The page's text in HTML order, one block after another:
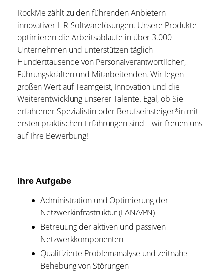
RockMe zählt zu den führenden Anbietern
innovativer HR-Softwarelösungen. Unsere Produkte
optimieren die Arbeitsabläufe in über 3.000
Unternehmen und unterstützen täglich
Hunderttausende von Personalverantwortlichen,
Führungskräften und Mitarbeitenden. Wir legen
großen Wert auf Teamgeist, Innovation und die
Weiterentwicklung unserer Talente. Egal, ob Sie
erfahrener Spezialistin oder Berufseinsteiger*in mit
ersten praktischen Erfahrungen sind – wir freuen uns
auf Ihre Bewerbung!
Ihre Aufgabe
Administration und Optimierung der
Netzwerkinfrastruktur (LAN/VPN)
Betreuung der aktiven und passiven
Netzwerkkomponenten
Qualifizierte Problemanalyse und zeitnahe
Behebung von Störungen